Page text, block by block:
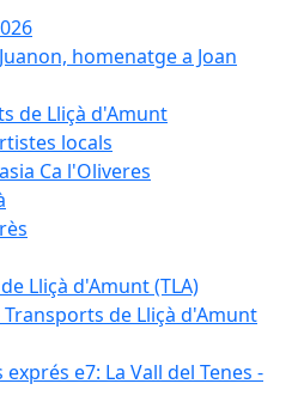
homenatge a Joan
de Lliçà d'Amunt
locals
Ca l'Oliveres
Lliçà d'Amunt (TLA)
Transports de Lliçà d'Amunt
e7: La Vall del Tenes -